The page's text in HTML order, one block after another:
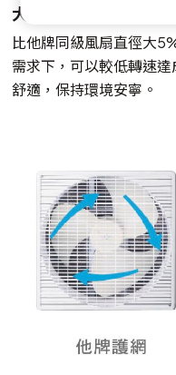
大直徑5 5 0 m m 軸流
比他牌同級風扇直徑大
需求下，可以較低轉速
舒適，保持環境安寧。